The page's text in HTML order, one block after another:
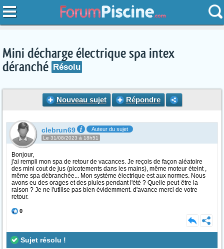
Mini décharge électrique spa intex
déranché Résolu
Nouveau sujet Répondre
clebrun69 Auteur du sujet
Le 31/08/2023 à 18h51
Bonjour,
j'ai rempli mon spa de retour de vacances. Je reçois de façon aléatoire
des mini cout de jus (picotements dans les mains), même moteur éteint ,
même spa débranchée... Mon système électrique est aux normes. Nous
avons eu des orages et des pluies pendant l'été ? Quelle peut-être la
raison ? Je ne l'utilise pas bien évidemment. d'avance merci de votre
retour.
0
Sujet résolu !